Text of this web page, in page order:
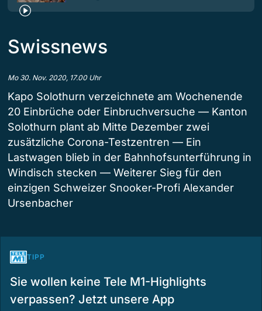
Swissnews
Mo 30. Nov. 2020, 17.00 Uhr
Kapo Solothurn verzeichnete am Wochenende
20 Einbrüche oder Einbruchversuche — Kanton
Solothurn plant ab Mitte Dezember zwei
zusätzliche Corona-Testzentren — Ein
Lastwagen blieb in der Bahnhofsunterführung in
Windisch stecken — Weiterer Sieg für den
einzigen Schweizer Snooker-Profi Alexander
Ursenbacher
TIPP
Sie wollen keine Tele M1-Highlights
verpassen? Jetzt unsere App